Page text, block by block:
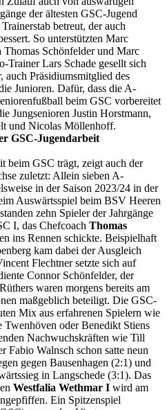
der ältesten GSC-Jugend
betreut, der auch
So unterstützten Marc
Schönfelder und Marc
Trainer Lars Schade gesellt sich
auch Präsidiumsmitglied des
Junioren. Dafür, dass die A-
beim GSC vorbereitet
Jungsenioren Justin Horstmann,
und Nicolas Möllenhoff.
GSC-Jugendarbeit
beim GSC trägt, zeigt auch der
zuletzt: Allein sieben A-
in der Saison 2023/24 in der
Auswärtsspiel beim BSV Heeren
zehn Spieler der Jahrgänge
I, das Chefcoach Thomas
ins Rennen schickte. Beispielhaft
kam dabei der Ausgleich
Flechtner setzte sich auf
Connor Schönfelder, der
waren morgens bereits am
maßgeblich beteiligt. Die GSC-
Mix aus erfahrenen Spielern wie
oder Benedikt Stiens
Nachwuchskräften wie Till
Fabio Walnsch schon satte neun
gegen Bausenhagen (2:1) und
in Langschede (3:1). Das
Westfalia Wethmar I wird am
Ein Spitzenspiel